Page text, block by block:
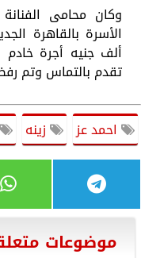
وكان محامى
ألف جنيه أجرة خادم
تقدم بالتماس وتم
احمد عز زينه
موضوعات